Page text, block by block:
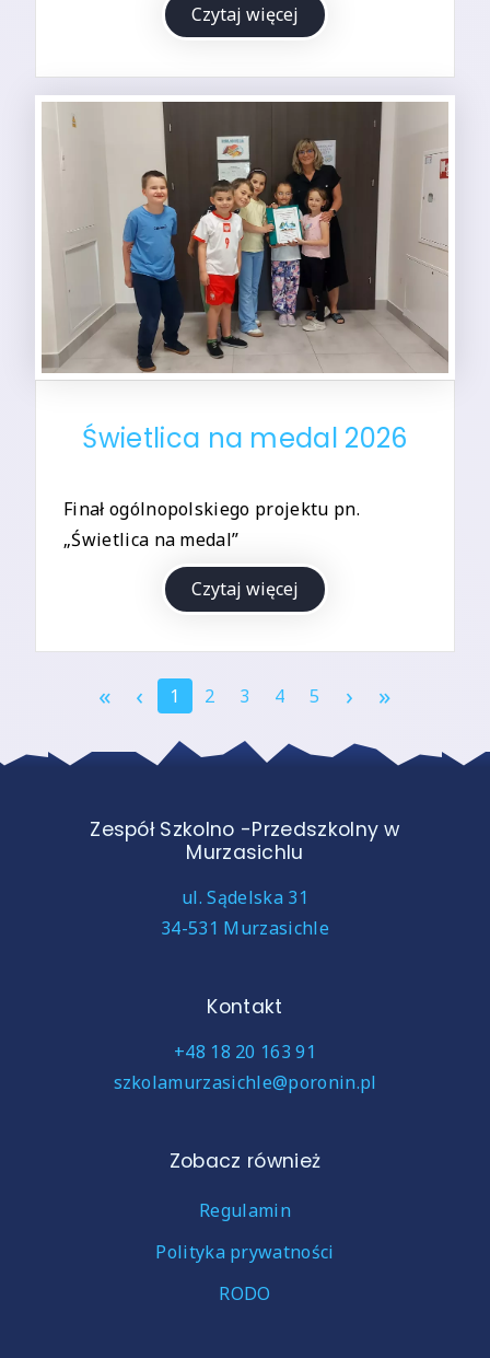
Czytaj więcej
Świetlica na medal 2026
Finał ogólnopolskiego projektu pn.
„Świetlica na medal”
Czytaj więcej
« ‹ 1 2 3 4 5 › »
Zespół Szkolno -Przedszkolny w
Murzasichlu
ul. Sądelska 31
34-531 Murzasichle
Kontakt
+48 18 20 163 91
szkolamurzasichle@poronin.pl
Zobacz również
Regulamin
Polityka prywatności
RODO